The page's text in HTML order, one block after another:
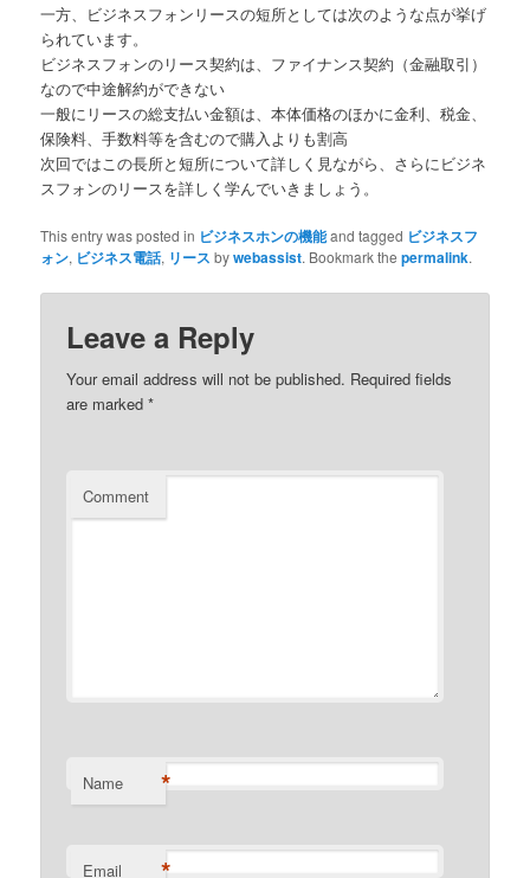
一方、ビジネスフォンリースの短所としては次のような点が挙げ
られています。
ビジネスフォンのリース契約は、ファイナンス契約（金融取引）
なので中途解約ができない
一般にリースの総支払い金額は、本体価格のほかに金利、税金、
保険料、手数料等を含むので購入よりも割高
次回ではこの長所と短所について詳しく見ながら、さらにビジネ
スフォンのリースを詳しく学んでいきましょう。
This entry was posted in ビジネスホンの機能and tagged ビジネスフ
ォン, ビジネス電話, リース bywebassist. Bookmark thepermalink.
Leave a Reply
Your email address will not be published. Required fields
are marked*
Comment
Name *
Email